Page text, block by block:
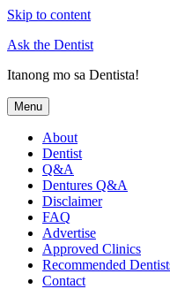
Skip to content
Ask the Dentist
Itanong mo sa Dentista!
Menu
About
Dentist
Q&A
Dentures Q&A
Disclaimer
FAQ
Advertise
Approved Clinics
Recommended
Contact